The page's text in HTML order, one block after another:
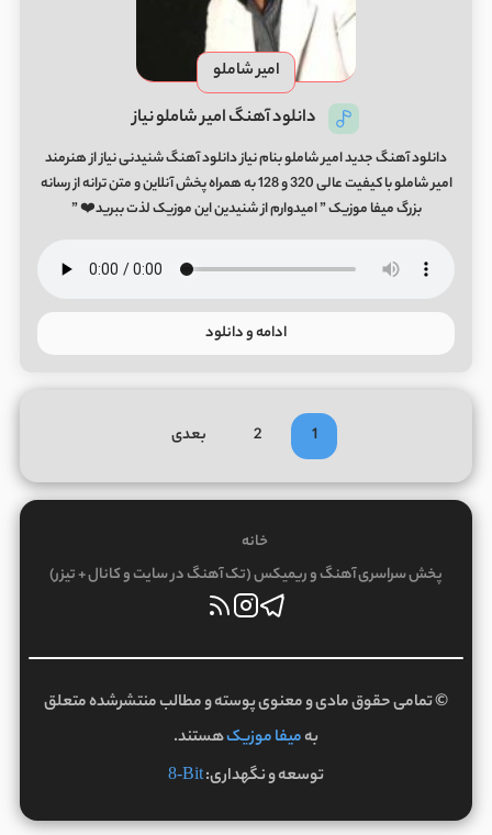
امیر شاملو
دانلود آهنگ امیر شاملو نیاز
دانلود آهنگ جدید امیر شاملو بنام نیاز دانلود آهنگ شنیدنی نیاز از هنرمند
امیر شاملو با کیفیت عالی 320 و 128 به همراه پخش آنلاین و متن ترانه از رسانه
بزرگ میفا موزیک ” امیدوارم از شنیدین این موزیک لذت ببرید❤️ ”
ادامه و دانلود
1
2 بعدی
خانه
پخش سراسری آهنگ و ریمیکس (تک آهنگ در سایت و کانال + تیزر)
© تمامی حقوق مادی و معنوی پوسته و مطالب منتشرشده متعلق
بهمیفا موزیکهستند.
توسعه و نگهداری:8-Bit